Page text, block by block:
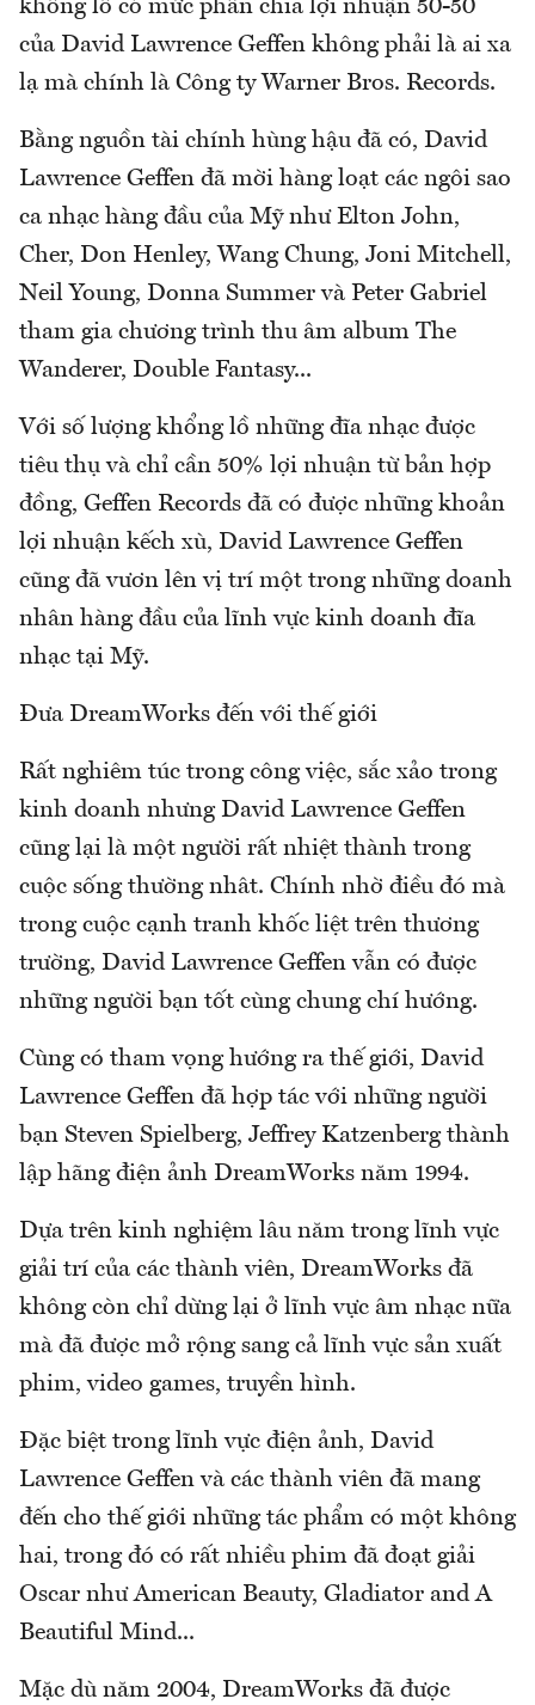
khổng lồ có mức phân chia lợi nhuận 50-50
của David Lawrence Geffen không phải là ai xa
lạ mà chính là Công ty Warner Bros. Records.
Bằng nguồn tài chính hùng hậu đã có, David
Lawrence Geffen đã mời hàng loạt các ngôi sao
ca nhạc hàng đầu của Mỹ như Elton John,
Cher, Don Henley, Wang Chung, Joni Mitchell,
Neil Young, Donna Summer và Peter Gabriel
tham gia chương trình thu âm album The
Wanderer, Double Fantasy...
Với số lượng khổng lồ những đĩa nhạc được
tiêu thụ và chỉ cần 50% lợi nhuận từ bản hợp
đồng, Geffen Records đã có được những khoản
lợi nhuận kếch xù, David Lawrence Geffen
cũng đã vươn lên vị trí một trong những doanh
nhân hàng đầu của lĩnh vực kinh doanh đĩa
nhạc tại Mỹ.
Đưa DreamWorks đến với thế giới
Rất nghiêm túc trong công việc, sắc xảo trong
kinh doanh nhưng David Lawrence Geffen
cũng lại là một người rất nhiệt thành trong
cuộc sống thường nhât. Chính nhờ điều đó mà
trong cuộc cạnh tranh khốc liệt trên thương
trường, David Lawrence Geffen vẫn có được
những người bạn tốt cùng chung chí hướng.
Cùng có tham vọng hướng ra thế giới, David
Lawrence Geffen đã hợp tác với những người
bạn Steven Spielberg, Jeffrey Katzenberg thành
lập hãng điện ảnh DreamWorks năm 1994.
Dựa trên kinh nghiệm lâu năm trong lĩnh vực
giải trí của các thành viên, DreamWorks đã
không còn chỉ dừng lại ở lĩnh vực âm nhạc nữa
mà đã được mở rộng sang cả lĩnh vực sản xuất
phim, video games, truyền hình.
Đặc biệt trong lĩnh vực điện ảnh, David
Lawrence Geffen và các thành viên đã mang
đến cho thế giới những tác phẩm có một không
hai, trong đó có rất nhiều phim đã đoạt giải
Oscar như American Beauty, Gladiator and A
Beautiful Mind...
Mặc dù năm 2004, DreamWorks đã được